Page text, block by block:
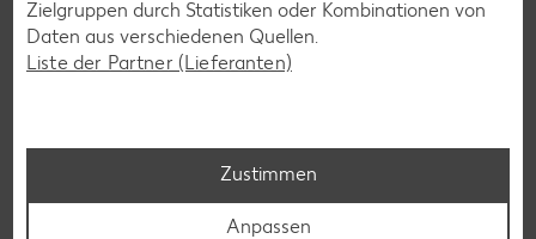
Zielgruppen durch Statistiken oder Kombinationen von
Daten aus verschiedenen Quellen.
Liste der Partner (Lieferanten)
Zustimmen
Anpassen